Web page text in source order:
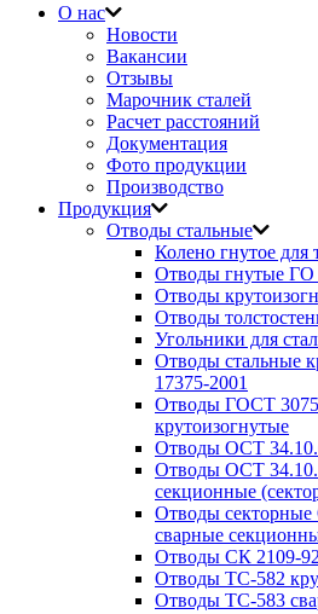
О нас
Новости
Вакансии
Отзывы
Марочник сталей
Расчет расстояний
Документация
Фото продукции
Производство
Продукция
Отводы стальные
Колено гнутое для
Отводы гнутые
Отводы
Отводы
Угольники для
Отводы стальные
17375-2001
Отводы ГОСТ
крутоизогнутые
Отводы ОСТ
Отводы ОСТ
секционные
Отводы
сварные
Отводы СК 2109-
Отводы ТС-582
Отводы ТС-583